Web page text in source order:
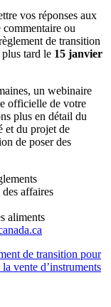
vos réponses aux
commentaire ou
de transition
plus tard le 15 janvier
un webinaire
officielle de votre
plus en détail du
et du projet de
de poser des
affaires
aliments
de transition pour
vente d’instruments